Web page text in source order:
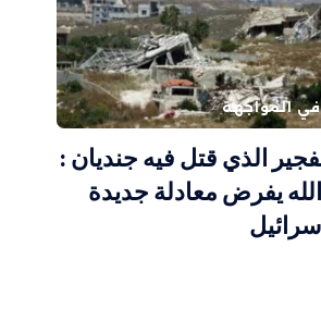
في المواجهة
الذي قتل فيه جنديان :
يفرض معادلة جديدة